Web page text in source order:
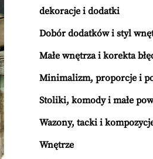
dekoracje i dodatki
Dobór dodatków i styl
Małe wnętrza i korekta
Minimalizm, proporcje i
Stoliki, komody i małe
Wazony, tacki i
Wnętrze